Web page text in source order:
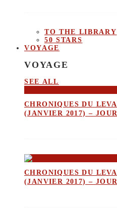
TO THE LIBRARY
50 STARS
VOYAGE
VOYAGE
SEE ALL
CHRONIQUES DU
(JANVIER 2017) –
CHRONIQUES DU
(JANVIER 2017) –